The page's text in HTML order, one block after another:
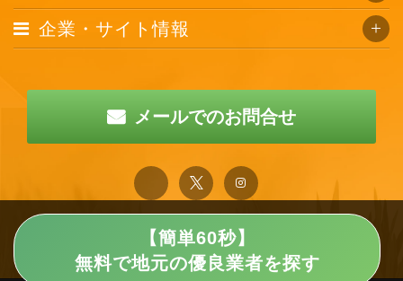
【簡単60秒】
無料で地元の優良業者を探す
企業・サイト情報
メールでのお問合せ